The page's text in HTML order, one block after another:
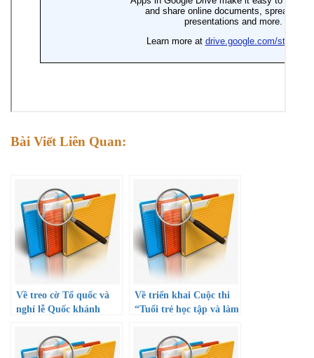
Bài Viết Liên Quan:
Về treo cờ Tổ quốc và
nghỉ lễ Quốc khánh
Về triển khai Cuộc thi
“Tuổi trẻ học tập và làm
phong cách Hồ Chí
Minh” năm 2022